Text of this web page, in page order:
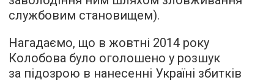
службовим становищем).
Нагадаємо, що в жовтні 2014 року
Колобова було оголошено у розшук
за підозрою в нанесенні Україні збитків